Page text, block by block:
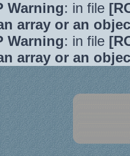
Warning: in file
array or an
Warning: in file
array or an